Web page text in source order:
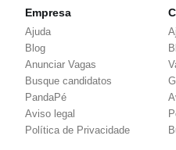
Empresa
Ajuda
Blog
Anunciar Vagas
Busque candidatos
PandaPé
Aviso legal
Política de Privacidade